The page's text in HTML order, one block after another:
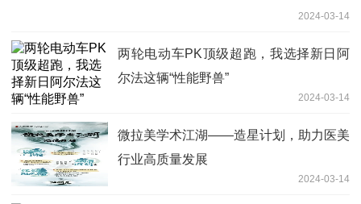
2024-03-14
两轮电动车PK顶级超跑，我选择新日阿
尔法这辆“性能野兽”
2024-03-14
微拉美学术江湖——造星计划，助力医美
行业高质量发展
2024-03-14